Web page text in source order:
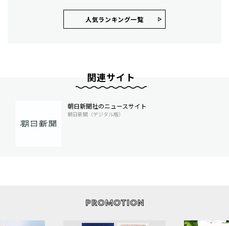
人気ランキング⼀覧
関連サイト
朝日新聞社のニュースサイト
朝日新聞（デジタル版）